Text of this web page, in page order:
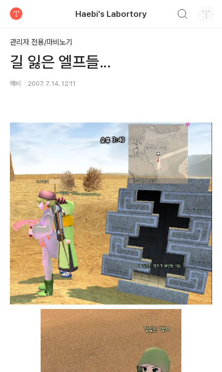
Haebi's Labortory
관리자 전용/마비노기
길 잃은 엘프들...
해비 2007. 7. 14. 12:11